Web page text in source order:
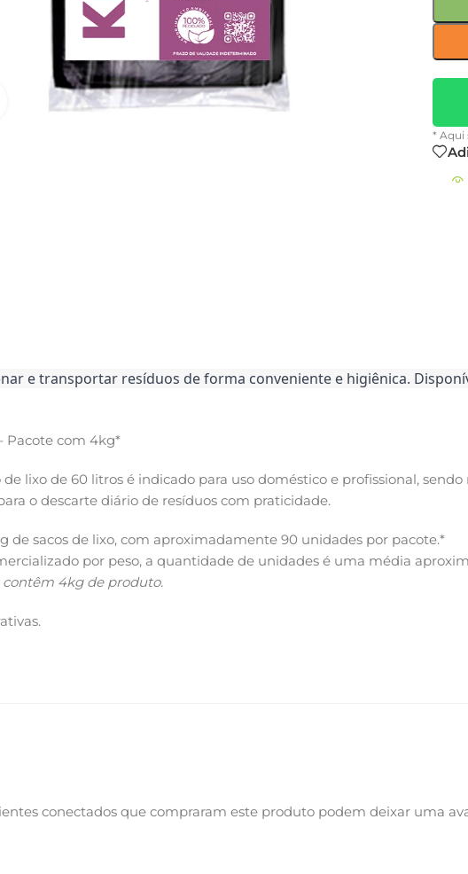
Clique para ampliar
* Aqui
e transportar resíduos de forma conveniente e higiênica.
Pacote com 4kg*
de lixo de 60 litros é indicado para uso doméstico e profissional,
o descarte diário de resíduos com praticidade.
de sacos de lixo, com aproximadamente 90 unidades por pacote.*
por peso, a quantidade de unidades é uma média
contêm 4kg de produto.
conectados que compraram este produto podem deixar uma